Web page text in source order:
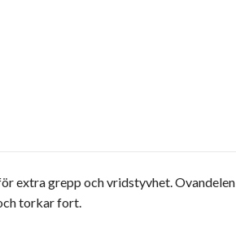
extra grepp och vridstyvhet. Ovandelen
torkar fort.